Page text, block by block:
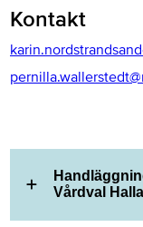
Kontakt
Vårdval